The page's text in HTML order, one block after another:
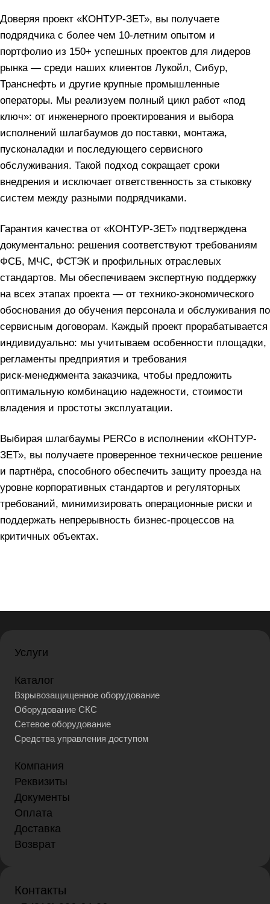
Доверяя проект «КОНТУР-ЗЕТ», вы получаете
подрядчика с более чем 10-летним опытом и
портфолио из 150+ успешных проектов для лидеров
рынка — среди наших клиентов Лукойл, Сибур,
Транснефть и другие крупные промышленные
операторы. Мы реализуем полный цикл работ «под
ключ»: от инженерного проектирования и выбора
исполнений шлагбаумов до поставки, монтажа,
пусконаладки и последующего сервисного
обслуживания. Такой подход сокращает сроки
внедрения и исключает ответственность за стыковку
систем между разными подрядчиками.
Гарантия качества от «КОНТУР-ЗЕТ» подтверждена
документально: решения соответствуют требованиям
ФСБ, МЧС, ФСТЭК и профильных отраслевых
стандартов. Мы обеспечиваем экспертную поддержку
на всех этапах проекта — от технико-экономического
обоснования до обучения персонала и обслуживания по
сервисным договорам. Каждый проект прорабатывается
индивидуально: мы учитываем особенности площадки,
регламенты предприятия и требования
риск‑менеджмента заказчика, чтобы предложить
оптимальную комбинацию надежности, стоимости
владения и простоты эксплуатации.
Выбирая шлагбаумы PERCo в исполнении «КОНТУР-
ЗЕТ», вы получаете проверенное техническое решение
и партнёра, способного обеспечить защиту проезда на
уровне корпоративных стандартов и регуляторных
требований, минимизировать операционные риски и
поддержать непрерывность бизнес-процессов на
критичных объектах.
Услуги
Каталог
Взрывозащищенное оборудование
Оборудование СКС
Сетевое оборудование
Средства управления доступом
Компания
Реквизиты
Документы
Оплата
Доставка
Возврат
Контакты